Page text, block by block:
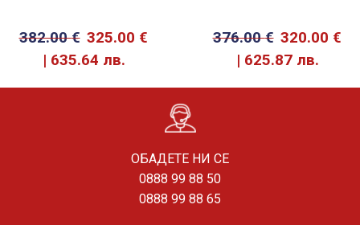
382.00€ 325.00 €
635.64 лв.
376.00€ 320.00 €
625.87 лв.
ОБАДЕТЕ НИ СЕ
0888 99 88 50
0888 99 88 65